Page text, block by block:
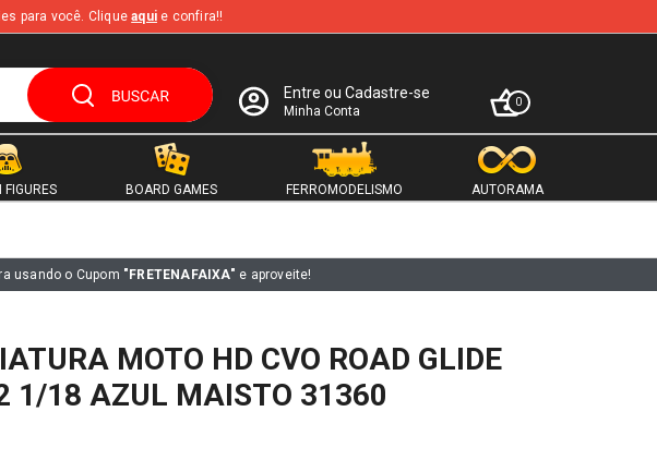
para você. Cliqueaqui e confira!!
Entre ou Cadastre-se
Minha Conta
0
FIGURES BOARD GAMES FERROMODELISMO AUTORAMA
usando o Cupom "FRETENAFAIXA" e aproveite!
MOTO HD CVO ROAD GLIDE
1/18 AZUL MAISTO 31360